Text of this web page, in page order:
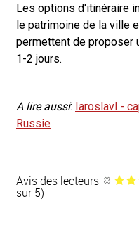
Les options d'itinéraire
le patrimoine de la ville
permettent de proposer
1-2 jours.
A lire aussi: Iaroslavl -
Russie
Avis des lecteurs
sur 5)